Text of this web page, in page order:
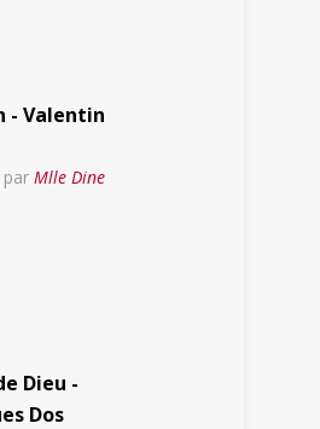
- Valentin
par Mlle Dine
Dieu -
Dos